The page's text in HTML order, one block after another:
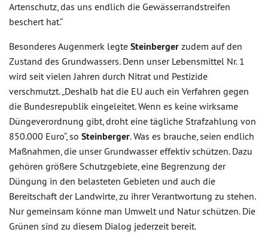
Artenschutz, das uns endlich die Gewässerrandstreifen
beschert hat.“
Besonderes Augenmerk legte Steinberger zudem auf den
Zustand des Grundwassers. Denn unser Lebensmittel Nr. 1
wird seit vielen Jahren durch Nitrat und Pestizide
verschmutzt. „Deshalb hat die EU auch ein Verfahren gegen
die Bundesrepublik eingeleitet. Wenn es keine wirksame
Düngeverordnung gibt, droht eine tägliche Strafzahlung von
850.000 Euro“, so Steinberger. Was es brauche, seien endlich
Maßnahmen, die unser Grundwasser effektiv schützen. Dazu
gehören größere Schutzgebiete, eine Begrenzung der
Düngung in den belasteten Gebieten und auch die
Bereitschaft der Landwirte, zu ihrer Verantwortung zu stehen.
Nur gemeinsam könne man Umwelt und Natur schützen. Die
Grünen sind zu diesem Dialog jederzeit bereit.